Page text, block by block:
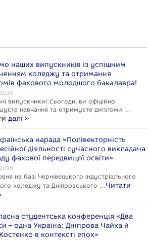
наших випускників із успішним
коледжу та отримання
фахового молодшого бакалавра!
випускники! Сьогодні ви офіційно
навчання та отримуєте дипломи …
далі »
нарада «Полівекторність
діяльності сучасного викладача
фахової передвищої освіти»
на базі Чернівецького індустріального
коледжу та Дніпровського …Читати
студентська конференція «Два
– одна Україна: Дніпрова Чайка й
в контексті епох»